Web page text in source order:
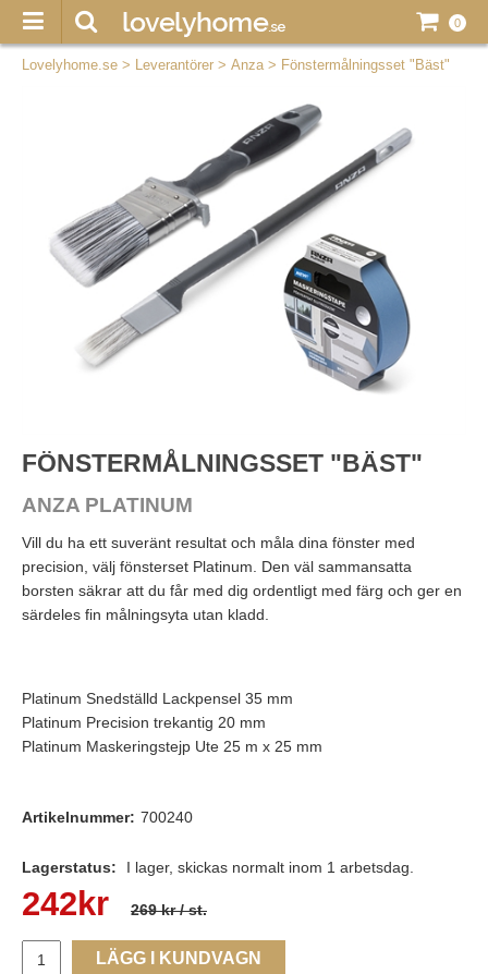
0
Lovelyhome.se > Leverantörer > Anza> Fönstermålningsset "Bäst"
FÖNSTERMÅLNINGSSET "BÄST"
ANZA PLATINUM
Vill du ha ett suveränt resultat och måla dina fönster med
precision, välj fönsterset Platinum. Den väl sammansatta
borsten säkrar att du får med dig ordentligt med färg och ger en
särdeles fin målningsyta utan kladd.
Platinum Snedställd Lackpensel 35 mm
Platinum Precision trekantig 20 mm
Platinum Maskeringstejp Ute 25 m x 25 mm
Artikelnummer: 700240
Lagerstatus: I lager, skickas normalt inom 1 arbetsdag.
242 kr 269 kr/ st.
LÄGG I KUNDVAGN